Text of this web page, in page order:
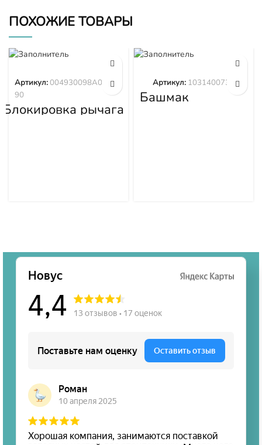
ПОХОЖИЕ ТОВАРЫ
Блокировка рычага
управления
Артикул:004930098A00014
90
Башмак
гусеницы
Артикул: 1031400733